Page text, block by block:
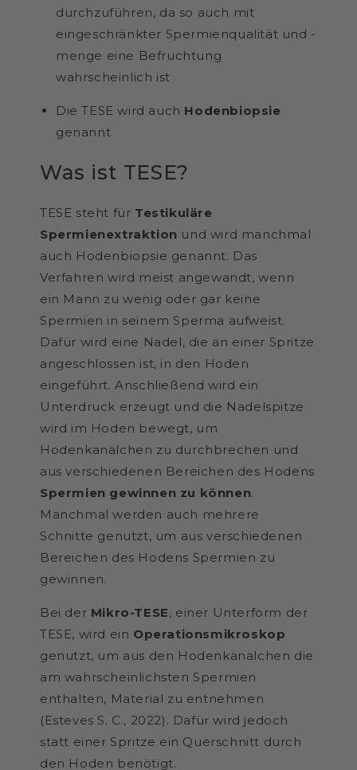
durchzuführen, da so auch mit
eingeschränkter Spermienqualität und -
menge eine Befruchtung
wahrscheinlich ist
Die TESE wird auch Hodenbiopsie
genannt
Was ist TESE?
TESE steht für Testikuläre
Spermienextraktion und wird manchmal
auch Hodenbiopsie genannt. Das
Verfahren wird meist angewandt, wenn
ein Mann zu wenig oder gar keine
Spermien in seinem Sperma aufweist.
Dafür wird eine Nadel, die an einer Spritze
angeschlossen ist, in den Hoden
eingeführt. Anschließend wird ein
Unterdruck erzeugt und die Nadelspitze
wird im Hoden bewegt, um
Hodenkanälchen zu durchbrechen und
aus verschiedenen Bereichen des Hodens
Spermien gewinnen zu können.
Manchmal werden auch mehrere
Schnitte genutzt, um aus verschiedenen
Bereichen des Hodens Spermien zu
gewinnen.
Bei der Mikro-TESE, einer Unterform der
TESE, wird ein Operationsmikroskop
genutzt, um aus den Hodenkänalchen die
am wahrscheinlichsten Spermien
enthalten, Material zu entnehmen
(Esteves S. C., 2022). Dafür wird jedoch
statt einer Spritze ein Querschnitt durch
den Hoden benötigt.